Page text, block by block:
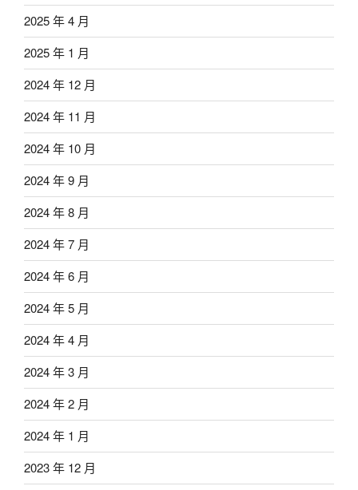
2025 年 4 月
2025 年 1 月
2024 年 12 月
2024 年 11 月
2024 年 10 月
2024 年 9 月
2024 年 8 月
2024 年 7 月
2024 年 6 月
2024 年 5 月
2024 年 4 月
2024 年 3 月
2024 年 2 月
2024 年 1 月
2023 年 12 月